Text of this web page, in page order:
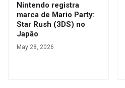
Nintendo registra
marca de Mario Party:
Star Rush (3DS) no
Japão
May 28, 2026